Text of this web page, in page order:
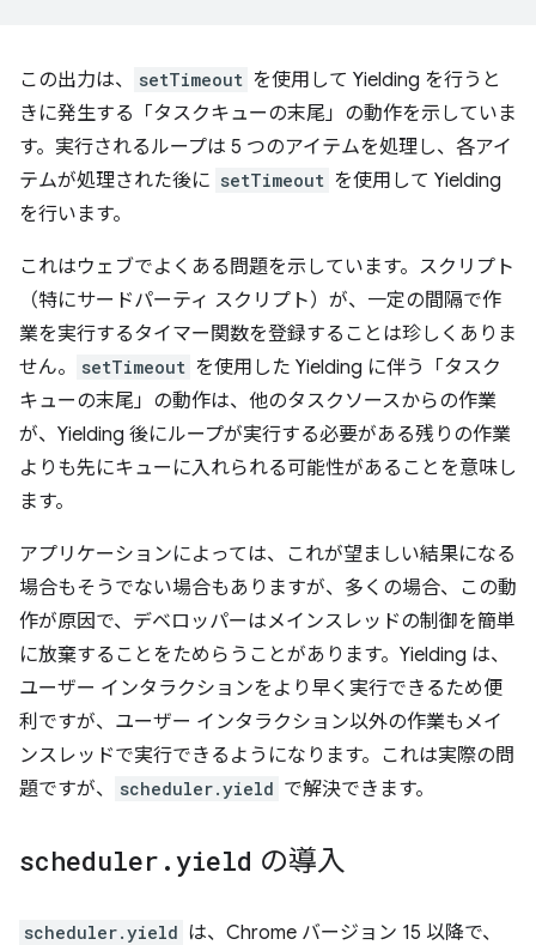
この出力は、 setTimeout を使用して Yielding を行うと
きに発生する「タスクキューの末尾」の動作を示していま
す。実行されるループは 5 つのアイテムを処理し、各アイ
テムが処理された後に setTimeout を使用して Yielding
を行います。
これはウェブでよくある問題を示しています。スクリプト
（特にサードパーティ スクリプト）が、一定の間隔で作
業を実行するタイマー関数を登録することは珍しくありま
せん。
setTimeout を使用した Yielding に伴う「タスク
キューの末尾」の動作は、他のタスクソースからの作業
が、Yielding 後にループが実行する必要がある残りの作業
よりも先にキューに入れられる可能性があることを意味し
ます。
アプリケーションによっては、これが望ましい結果になる
場合もそうでない場合もありますが、多くの場合、この動
作が原因で、デベロッパーはメインスレッドの制御を簡単
に放棄することをためらうことがあります。Yielding は、
ユーザー インタラクションをより早く実行できるため便
利ですが、ユーザー インタラクション以外の作業もメイ
ンスレッドで実行できるようになります。これは実際の問
題ですが、
scheduler.yield で解決できます。
scheduler .yield の導入
scheduler.yield は、Chrome バージョン 15 以降で、